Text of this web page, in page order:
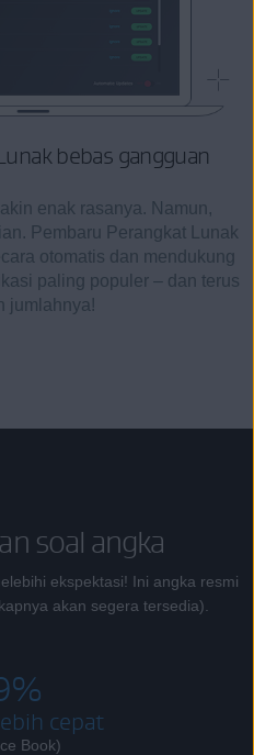
bebas gangguan
enak rasanya. Namun,
Pembaru Perangkat Lunak
otomatis dan mendukung
paling populer – dan terus
jumlahnya!
soal angka
ekspektasi! Ini angka resmi
akan segera tersedia).
cepat
Book)